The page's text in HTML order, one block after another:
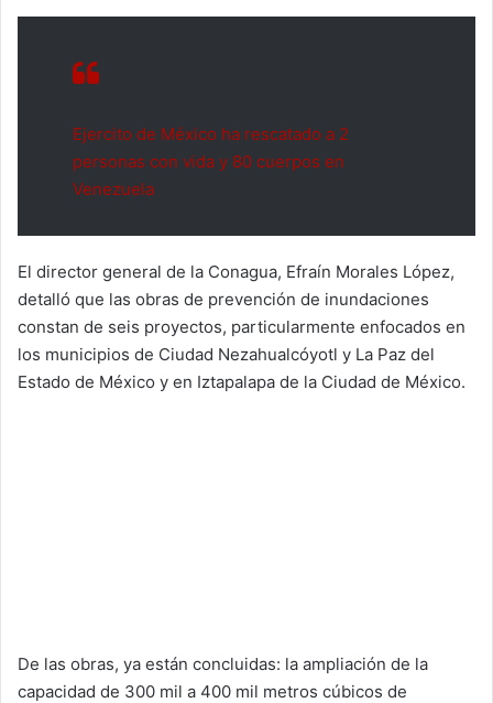
Ejercito de México ha rescatado a 2
personas con vida y 80 cuerpos en
Venezuela
El director general de la Conagua, Efraín Morales López,
detalló que las obras de prevención de inundaciones
constan de seis proyectos, particularmente enfocados en
los municipios de Ciudad Nezahualcóyotl y La Paz del
Estado de México y en Iztapalapa de la Ciudad de México.
De las obras, ya están concluidas: la ampliación de la
capacidad de 300 mil a 400 mil metros cúbicos de